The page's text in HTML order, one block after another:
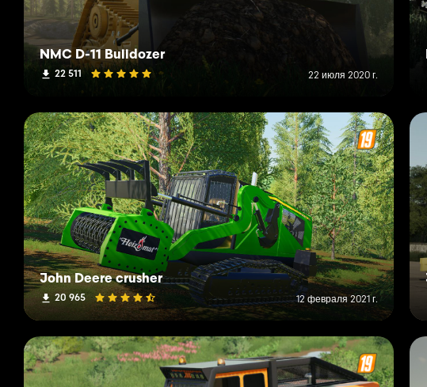
NMC D-11 Bulldozer
22 511 22 июля 2020 г.
John Deere crusher
20 965 12 февраля 2021 г.